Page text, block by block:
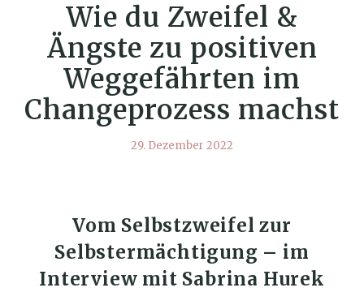
Wie du Zweifel &
Ängste zu positiven
Weggefährten im
Changeprozess machst
29. Dezember 2022
Vom Selbstzweifel zur
Selbstermächtigung – im
Interview mit Sabrina Hurek